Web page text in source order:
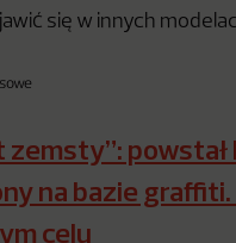
się w innych
zemsty”:
na bazie
celu